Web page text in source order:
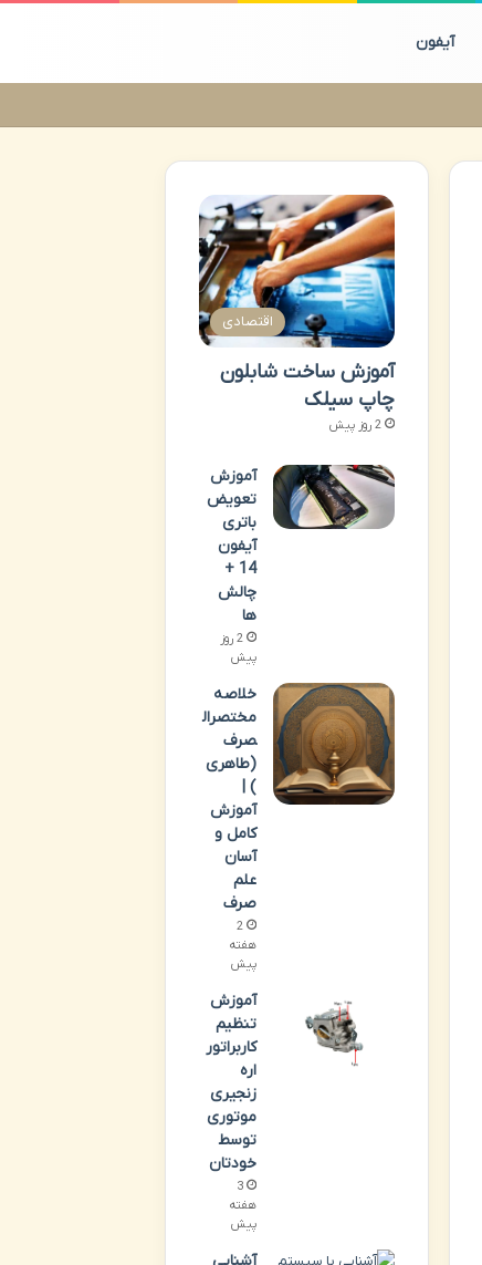
آیفون
اقتصادی
آموزش ساخت شابلون
چاپ سیلک
2 روز پیش
آموزش
تعویض
باتری
آیفون
14 +
چالش
ها
2 روز
پیش
خلاصه
مختصرال
صرف
(طاهری
) |
آموزش
کامل و
آسان
علم
صرف
2
هفته
پیش
آموزش
تنظیم
کاربراتور
اره
زنجیری
موتوری
توسط
خودتان
3
هفته
پیش